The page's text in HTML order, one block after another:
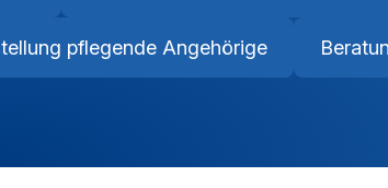
pflegende Angehörige